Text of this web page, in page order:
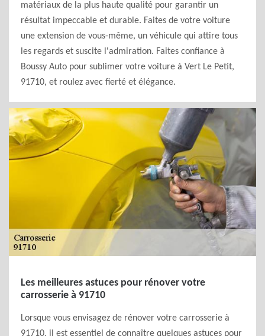
matériaux de la plus haute qualité pour garantir un
résultat impeccable et durable. Faites de votre voiture
une extension de vous-même, un véhicule qui attire tous
les regards et suscite l'admiration. Faites confiance à
Boussy Auto pour sublimer votre voiture à Vert Le Petit,
91710, et roulez avec fierté et élégance.
Les meilleures astuces pour rénover votre
carrosserie à 91710
Lorsque vous envisagez de rénover votre carrosserie à
91710, il est essentiel de connaître quelques astuces pour